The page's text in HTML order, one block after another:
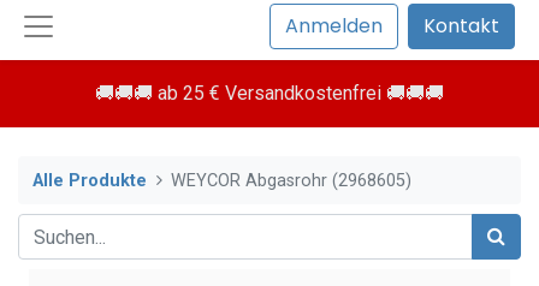
Anmelden Kontakt
🚚🚚🚚 ab 25 € Versandkostenfrei 🚚🚚🚚
Alle Produkte WEYCOR Abgasrohr (2968605)